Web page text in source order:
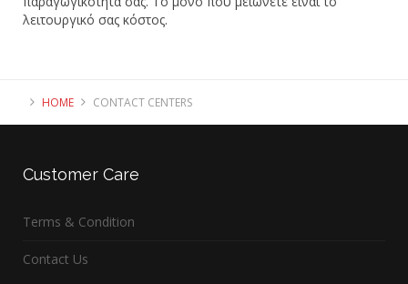
λειτουργικό σας κόστος.
HOME CONTACT CENTERS
Customer Care
Terms & Condition
Contact Us